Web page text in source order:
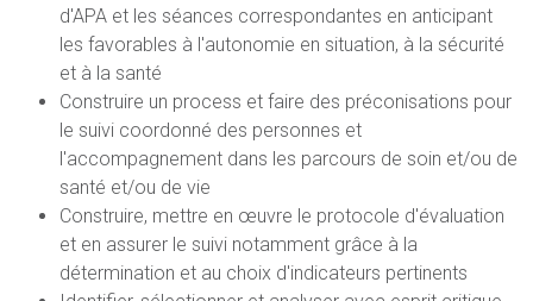
d'APA et les séances correspondantes en anticipant
les favorables à l'autonomie en situation, à la sécurité
et à la santé
Construire un process et faire des préconisations pour
le suivi coordonné des personnes et
l'accompagnement dans les parcours de soin et/ou de
santé et/ou de vie
Construire, mettre en œuvre le protocole d'évaluation
et en assurer le suivi notamment grâce à la
détermination et au choix d'indicateurs pertinents